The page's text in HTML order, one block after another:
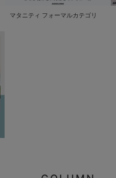
マタニティ フォーマルカテゴリ